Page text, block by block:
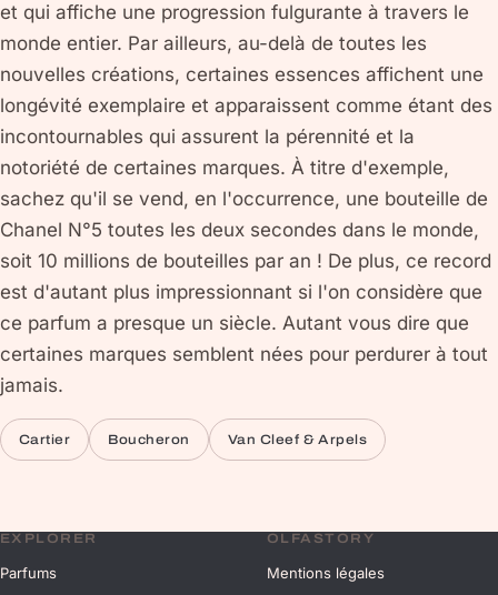
et qui affiche une progression fulgurante à travers le
monde entier. Par ailleurs, au-delà de toutes les
nouvelles créations, certaines essences affichent une
longévité exemplaire et apparaissent comme étant des
incontournables qui assurent la pérennité et la
notoriété de certaines marques. À titre d'exemple,
sachez qu'il se vend, en l'occurrence, une bouteille de
Chanel N°5 toutes les deux secondes dans le monde,
soit 10 millions de bouteilles par an ! De plus, ce record
est d'autant plus impressionnant si l'on considère que
ce parfum a presque un siècle. Autant vous dire que
certaines marques semblent nées pour perdurer à tout
jamais.
Cartier Boucheron Van Cleef & Arpels
EXPLORER
Parfums
OLFASTORY
Mentions légales